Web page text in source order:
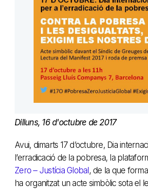
Dilluns, 16 d'octubre de 2017
Avui, dimarts 17 d’octubre, Dia
l’erradicació de la pobresa, la
Zero – Justícia Global , de la que
ha organitzat un acte simbòlic sota el